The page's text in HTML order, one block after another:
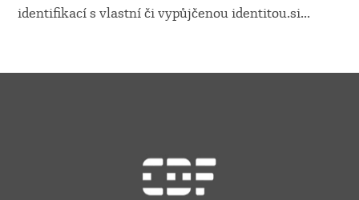
identifikací s vlastní či vypůjčenou identitou.si...